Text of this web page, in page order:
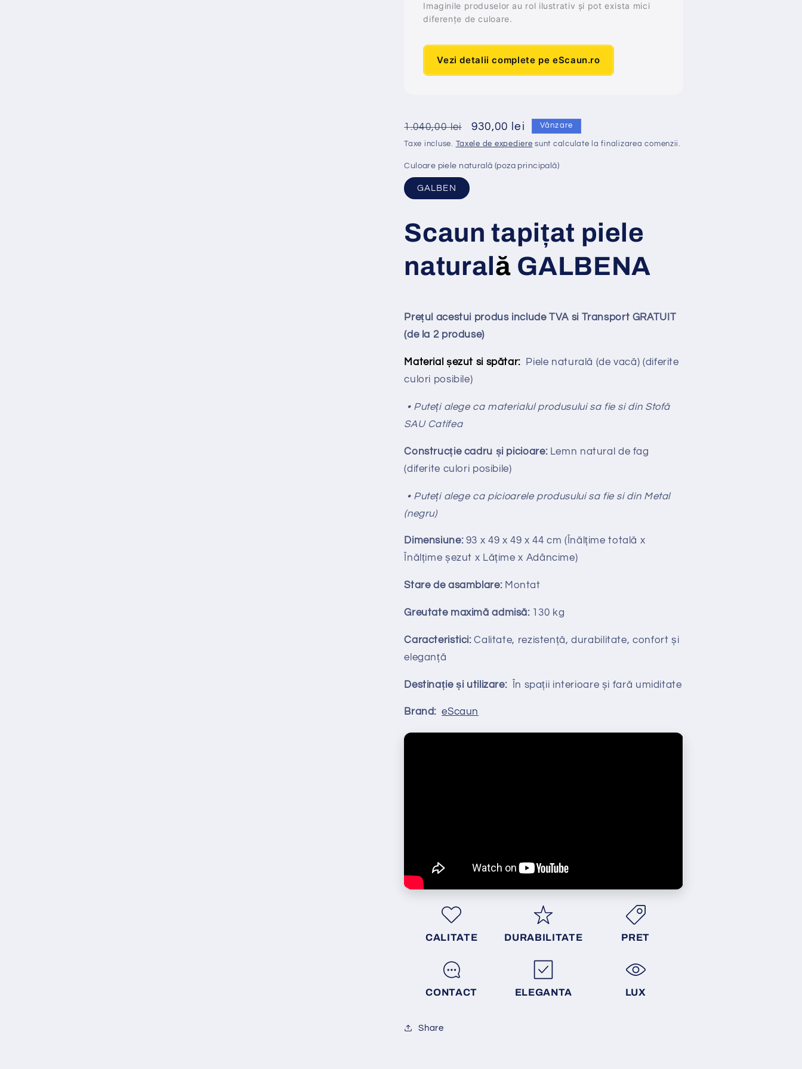
Imaginile produselor au rol ilustrativ și pot exista mici
diferențe de culoare.
Vezi detalii complete pe eScaun.ro
Preț
obișnuit
1.040,00 lei
Preț
redus
930,00 lei Vânzare
Taxe incluse. Taxele de expediere sunt calculate la finalizarea comenzii.
Culoare piele naturală (poza principală)
GALBEN
Scaun tapițat piele
naturală GALBENA
Prețul acestui produs include TVA si Transport GRATUIT
(de la 2 produse)
Material șezut si spătar: Piele naturală (de vacă)(diferite
culori posibile)
• Puteți alege ca materialul produsului sa fie si din Stofă
SAU Catifea
Construcție cadru și picioare:Lemn natural de fag
(diferite culori posibile)
• Puteți alege ca picioarele produsului sa fie si din Metal
(negru)
Dimensiune:93 x 49 x 49 x 44 cm (Înălțime totală x
Înălțime șezut x Lățime x Adâncime)
Stare de asamblare: Montat
Greutate maximă admisă: 130 kg
Caracteristici:Calitate, rezistență, durabilitate, confort și
eleganță
Destinație și utilizare:În spații interioare și fară umiditate
Brand:eScaun
CALITATE DURABILITATE PRET
CONTACT ELEGANTA LUX
Share